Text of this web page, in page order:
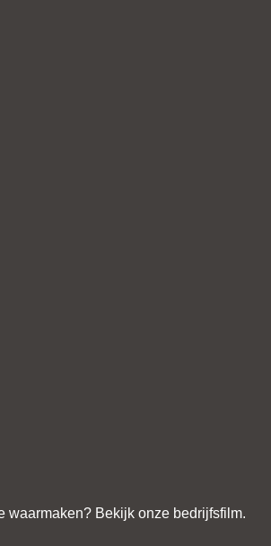
waarmaken? Bekijk onze bedrijfsfilm.